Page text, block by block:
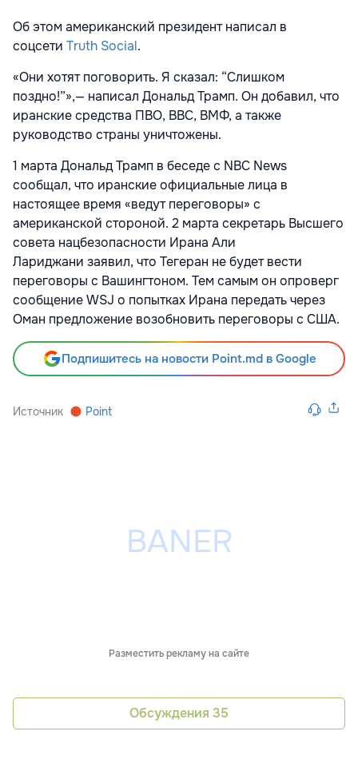
Об этом американский президент написал в
соцсети Truth Social.
«Они хотят поговорить. Я сказал: “Слишком
поздно!”»,— написал Дональд Трамп. Он добавил, что
иранские средства ПВО, ВВС, ВМФ, а также
руководство страны уничтожены.
1 марта Дональд Трамп в беседе с NBC News
сообщал, что иранские официальные лица в
настоящее время «ведут переговоры» с
американской стороной. 2 марта секретарь Высшего
совета нацбезопасности Ирана Али
Лариджани заявил, что Тегеран не будет вести
переговоры с Вашингтоном. Тем самым он опроверг
сообщение WSJ о попытках Ирана передать через
Оман предложение возобновить переговоры с США.
Подпишитесь на новости Point.md в Google
Источник Point
Разместить рекламу на сайте
Обсуждения 35